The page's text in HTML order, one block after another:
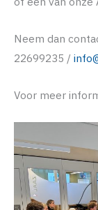
Neem dan
22699235 /
Voor meer